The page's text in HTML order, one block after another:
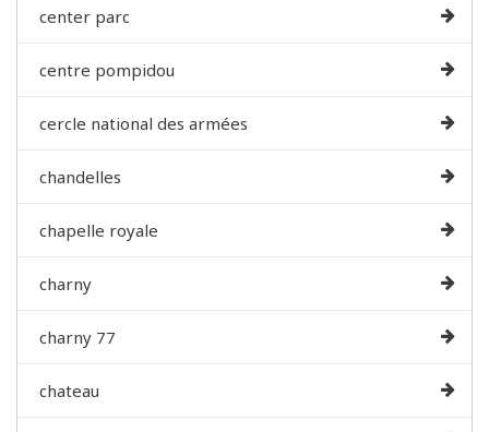
center parc
centre pompidou
cercle national des armées
chandelles
chapelle royale
charny
charny 77
chateau